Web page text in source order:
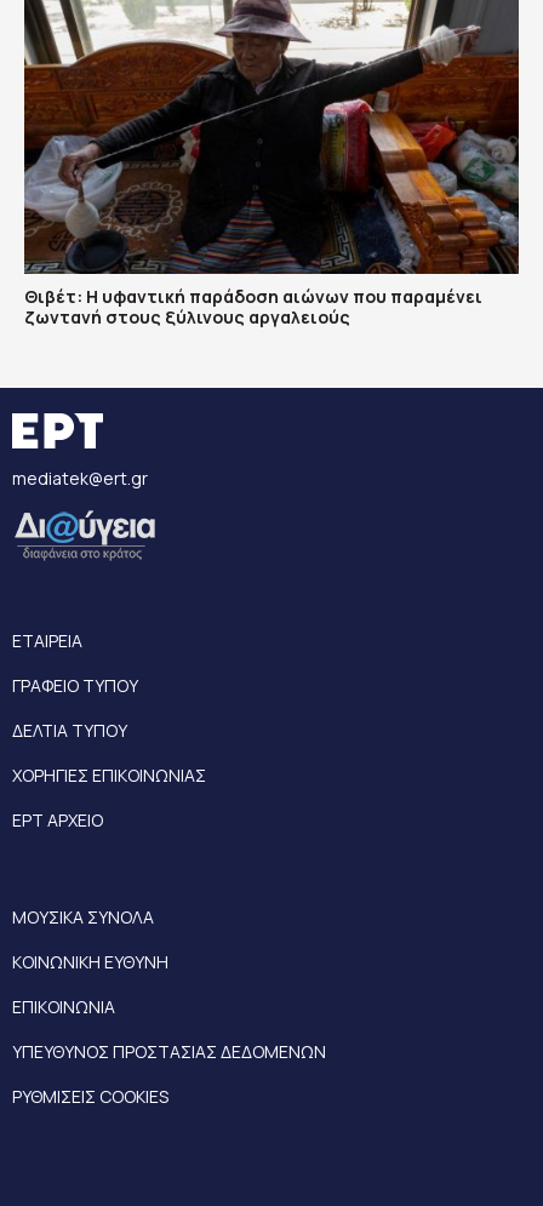
Θιβέτ: Η υφαντική παράδοση αιώνων που παραμένει
ζωντανή στους ξύλινους αργαλειούς
mediatek@ert.gr
ΕΤΑΙΡΕΙΑ
ΓΡΑΦΕΙΟ ΤΥΠΟΥ
ΔΕΛΤΙΑ ΤΥΠΟΥ
ΧΟΡΗΓΙΕΣ ΕΠΙΚΟΙΝΩΝΙΑΣ
ΕΡΤ ΑΡΧΕΙΟ
ΜΟΥΣΙΚΑ ΣΥΝΟΛΑ
ΚΟΙΝΩΝΙΚΗ ΕΥΘΥΝΗ
ΕΠΙΚΟΙΝΩΝΙΑ
ΥΠΕΥΘΥΝΟΣ ΠΡΟΣΤΑΣΙΑΣ ΔΕΔΟΜΕΝΩΝ
ΡΥΘΜΙΣΕΙΣ COOKIES